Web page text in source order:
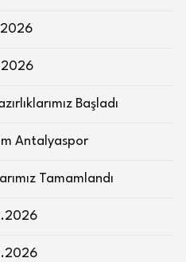
Başladı
Antalyaspor
Tamamlandı